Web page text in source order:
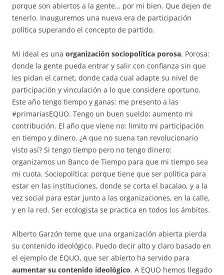
porque son abiertos a la gente… por mi bien. Que dejen de
tenerlo. Inauguremos una nueva era de participación
política superando el concepto de partido.
Mi ideal es una organización sociopolítica porosa. Porosa:
donde la gente pueda entrar y salir con confianza sin que
les pidan el carnet, donde cada cual adapte su nivel de
participación y vinculación a lo que considere oportuno.
Este año tengo tiempo y ganas: me presento a las
#primariasEQUO. Tengo un buen sueldo: aumento mi
contribución. El año que viene no: limito mi participación
en tiempo y dinero. ¿A que no suena tan revolucionario
visto así? Si tengo tiempo pero no tengo dinero:
organizamos un Banco de Tiempo para que mi tiempo sea
mi cuota. Sociopolítica: porque tiene que ser política para
estar en las instituciones, donde se corta el bacalao, y a la
vez social para estar junto a las organizaciones, en la calle,
y en la red. Ser ecologista se practica en todos los ámbitos.
Alberto Garzón teme que una organización abierta pierda
su contenido ideológico. Puedo decir alto y claro basado en
el ejemplo de EQUO, que ser abierto ha servido para
aumentar su contenido ideológico. A EQUO hemos llegado